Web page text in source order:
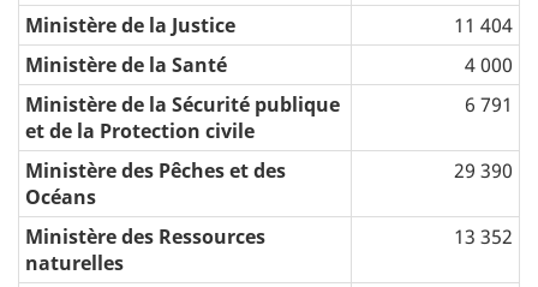
Ministère de la Justice
11 404
Ministère de la Santé
4 000
Ministère de la Sécurité publique
et de la Protection civile
6 791
Ministère des Pêches et des
Océans
29 390
Ministère des Ressources
naturelles
13 352